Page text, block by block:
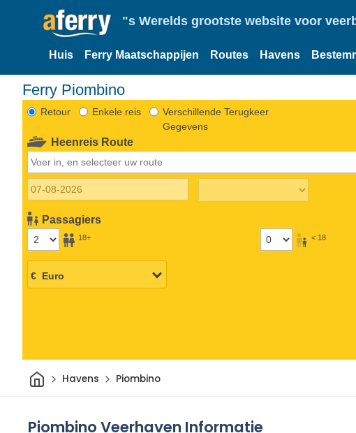
"s Werelds grootste website voor
Huis Ferry Maatschappijen Routes Havens
Ferry Piombino
Retour Enkele reis
Verschillende Terugkeer
Gegevens
Heenreis Route
Passagiers
18+ < 18
ThuisHavens Piombino
Piombino Veerhaven Informatie